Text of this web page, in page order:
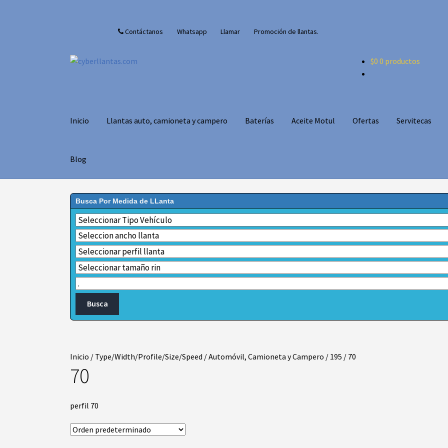
navegación
Contáctanos Whatsapp Llamar Promoción de llantas.
$0 0 productos
Inicio Llantas auto, camioneta y campero Baterías Aceite Motul Ofertas Servitecas
Blog
Busca Por Medida de LLanta
Inicio / Type/Width/Profile/Size/Speed /Automóvil, Camioneta y Campero / 195 / 70
70
perfil 70